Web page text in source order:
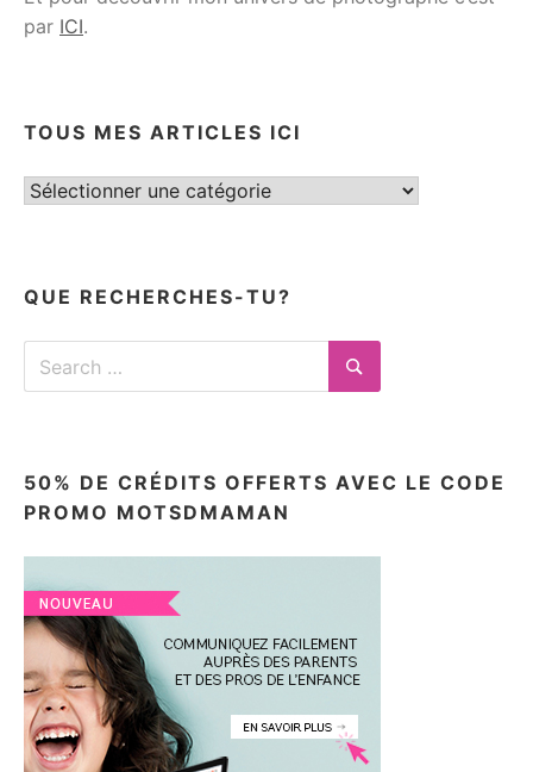
par ICI.
TOUS MES ARTICLES ICI
Tous
QUE RECHERCHES-TU?
Search
for:
Search
50% DE CRÉDITS OFFERTS AVEC LE CODE
PROMO MOTSDMAMAN